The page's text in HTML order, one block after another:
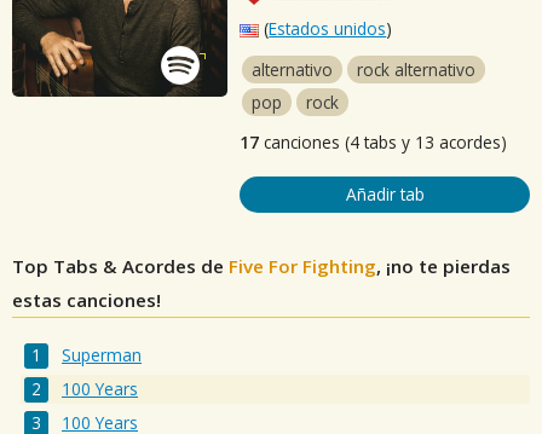
(Estados unidos)
alternativo
rock alternativo
pop
rock
17 canciones (4 tabs y 13 acordes)
Añadir tab
Top Tabs & Acordes de Five For Fighting, ¡no te pierdas
estas canciones!
Superman
100 Years
100 Years